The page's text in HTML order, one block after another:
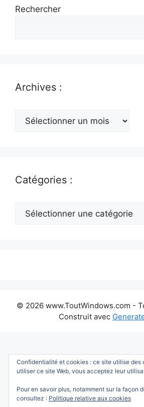
Rechercher
Archives :
Archives
Catégories :
Catégories
© 2026 www.ToutWindows.com -
Construit avec
Confidentialité et cookies : ce site utilise des
utiliser ce site Web, vous acceptez leur
Pour en savoir plus, notamment sur la façon
consultez : Politique relative aux cookies